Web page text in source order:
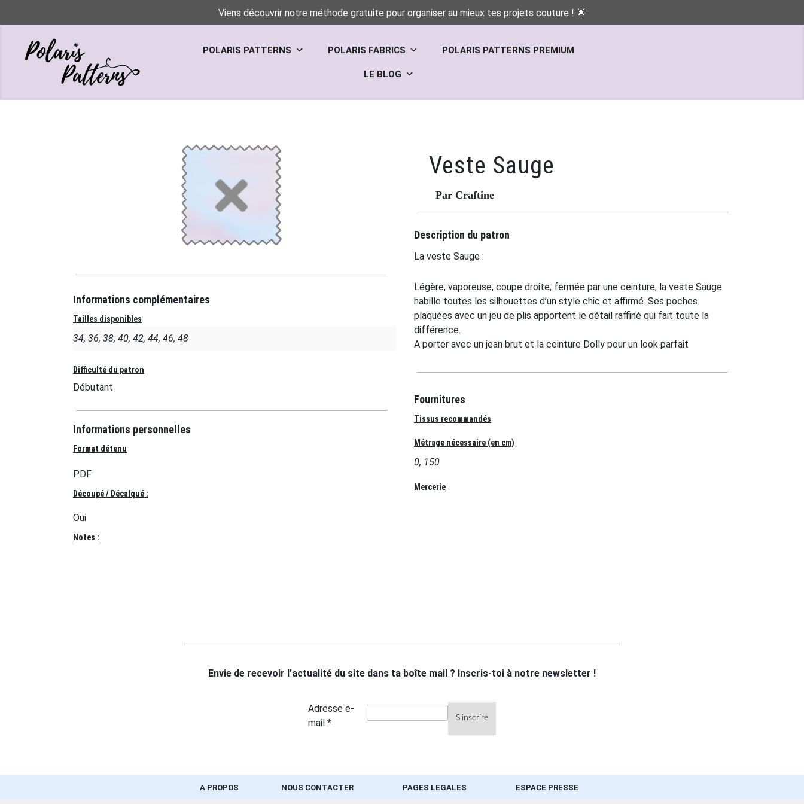
Viens découvrir notre méthode gratuite pour organiser au mieux tes projets couture ! 🌟
POLARIS PATTERNS POLARIS FABRICS POLARIS PATTERNS PREMIUM
LE BLOG
Informations complémentaires
Tailles disponibles
34, 36, 38, 40, 42, 44, 46, 48
Difficulté du patron
Débutant
Informations personnelles
Format détenu
PDF
Découpé / Décalqué :
Oui
Notes :
Veste Sauge
Par Craftine
Description du patron
La veste Sauge :
Légère, vaporeuse, coupe droite, fermée par une ceinture, la veste Sauge
habille toutes les silhouettes d’un style chic et affirmé. Ses poches
plaquées avec un jeu de plis apportent le détail raffiné qui fait toute la
différence.
A porter avec un jean brut et la ceinture Dolly pour un look parfait
Fournitures
Tissus recommandés
Métrage nécessaire (en cm)
0, 150
Mercerie
Envie de recevoir l’actualité du site dans ta boîte mail ? Inscris-toi à notre newsletter !
Adresse e-
mail *
A PROPOS NOUS CONTACTER PAGES LEGALES ESPACE PRESSE